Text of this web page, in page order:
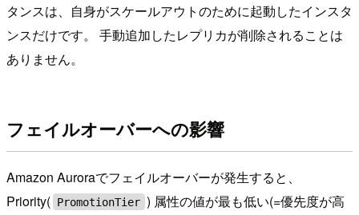
タンスは、自身がスケールアウトのために起動したインスタ
ンスだけです。 手動追加したレプリカが削除されることは
ありません。
フェイルオーバーへの影響
Amazon Auroraでフェイルオーバーが発生すると、
Priority( PromotionTier ) 属性の値が最も低い(=優先度が高